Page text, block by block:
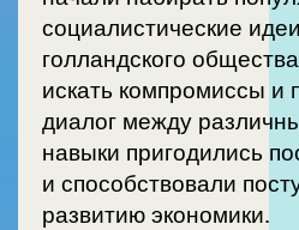
социалистические
голландского
искать компромиссы и
диалог между
навыки пригодились
и способствовали
развитию экономики.